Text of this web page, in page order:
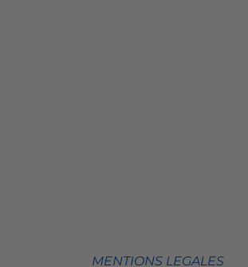
MENTIONS LEGALES